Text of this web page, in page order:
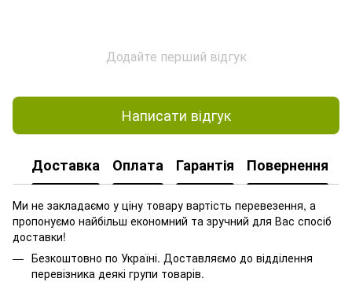
Додайте перший відгук
Написати відгук
Доставка Оплата Гарантія Повернення
Ми не закладаємо у ціну товару вартість перевезення, а
пропонуємо найбільш економний та зручний для Вас спосіб
доставки!
Безкоштовно по Україні. Доставляємо до відділення
перевізника деякі групи товарів.